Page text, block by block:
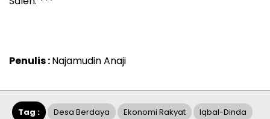
Penulis :Najamudin Anaji
Tag : Desa Berdaya Ekonomi Rakyat Iqbal-Dinda